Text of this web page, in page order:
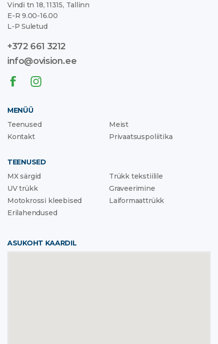
Vindi tn 18, 11315, Tallinn
E-R 9.00-16.00
L-P Suletud
+372 661 3212
info@ovision.ee
MENÜÜ
Teenused
Meist
Kontakt
Privaatsuspoliitika
TEENUSED
MX särgid
Trükk tekstiilile
UV trükk
Graveerimine
Motokrossi kleebised
Laiformaattrükk
Erilahendused
ASUKOHT KAARDIL